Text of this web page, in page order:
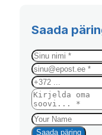
Saada
Saada päring